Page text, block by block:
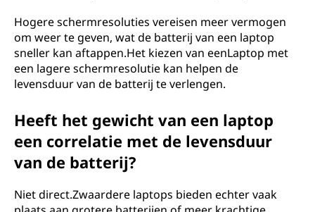
Hogere schermresoluties vereisen meer vermogen
om weer te geven, wat de batterij van een laptop
sneller kan aftappen.Het kiezen van eenLaptop met
een lagere schermresolutie kan helpen de
levensduur van de batterij te verlengen.
Heeft het gewicht van een laptop
een correlatie met de levensduur
van de batterij?
Niet direct.Zwaardere laptops bieden echter vaak